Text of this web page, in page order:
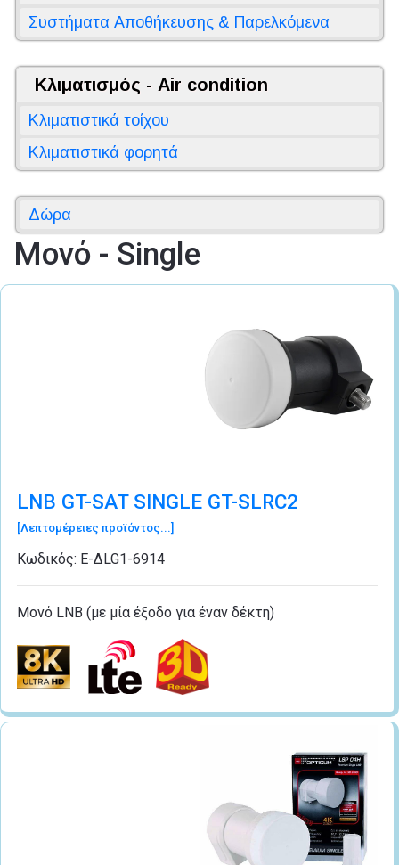
Συστήματα Αποθήκευσης & Παρελκόμενα
Κλιματισμός - Air condition
Κλιματιστικά τοίχου
Κλιματιστικά φορητά
Δώρα
Μονό - Single
LNB GT-SAT SINGLE GT-SLRC2
[Λεπτομέρειες προϊόντος...]
Κωδικός: Ε-ΔLG1-6914
Μονό LNB (με μία έξοδο για έναν δέκτη)